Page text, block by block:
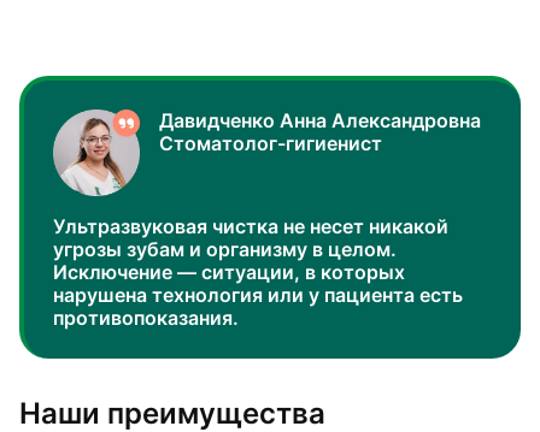
Давидченко Анна Александровна
Стоматолог-гигиенист
Ультразвуковая чистка не несет никакой
угрозы зубам и организму в целом.
Исключение — ситуации, в которых
нарушена технология или у пациента есть
противопоказания.
Наши преимущества